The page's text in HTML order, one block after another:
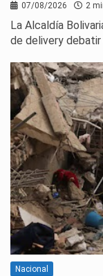
07/08/2026 2
La Alcaldía
de delivery
Nacional